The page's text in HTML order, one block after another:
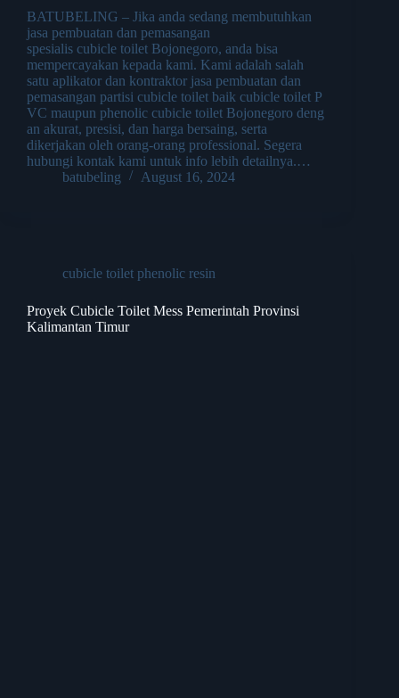
BATUBELING – Jika anda sedang membutuhkan
jasa pembuatan dan pemasangan
spesialis cubicle toilet Bojonegoro, anda bisa
mempercayakan kepada kami. Kami adalah salah
satu aplikator dan kontraktor jasa pembuatan dan
pemasangan partisi cubicle toilet baik cubicle toilet P
VC maupun phenolic cubicle toilet Bojonegoro deng
an akurat, presisi, dan harga bersaing, serta
dikerjakan oleh orang-orang professional. Segera
hubungi kontak kami untuk info lebih detailnya.…
batubeling
August 16, 2024
cubicle toilet phenolic resin
Proyek Cubicle Toilet Mess Pemerintah Provinsi
Kalimantan Timur